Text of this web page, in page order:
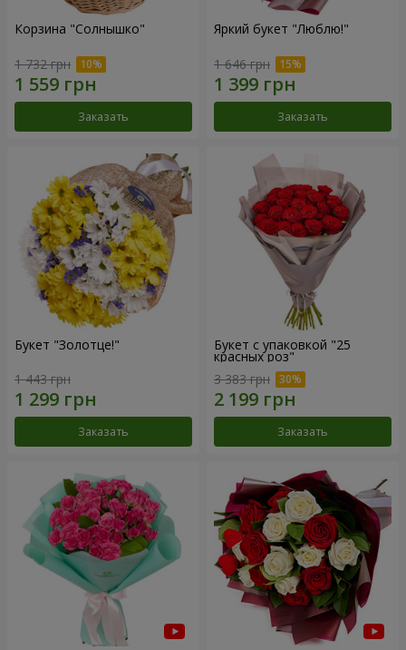
Корзина "Солнышко"
1 732 грн
Заказать
Яркий букет "Люблю!"
1 646 грн
Заказать
Букет "Золотце!"
1 443 грн
Заказать
Букет с упаковкой "25
красных роз"
3 383 грн
Заказать